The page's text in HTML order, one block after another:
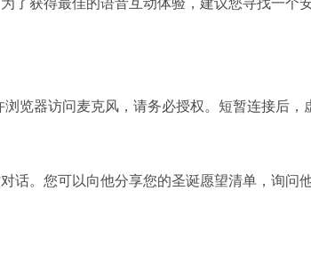
览器访问麦克风，请务必授权。短暂连接后，
。您可以向他分享您的圣诞愿望清单，询问